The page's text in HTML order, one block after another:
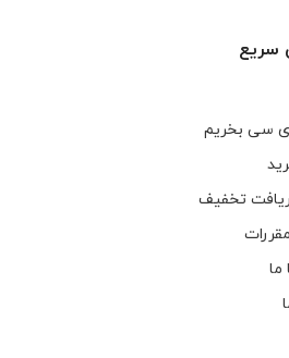
سریع
وی سی بخریم
تخفیف
ما